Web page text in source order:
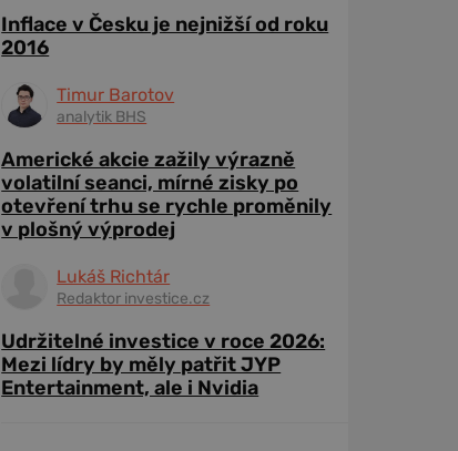
Inflace v Česku je nejnižší od roku
2016
Timur Barotov
analytik BHS
Americké akcie zažily výrazně
volatilní seanci, mírné zisky po
otevření trhu se rychle proměnily
v plošný výprodej
Lukáš Richtár
Redaktor investice.cz
Udržitelné investice v roce 2026:
Mezi lídry by měly patřit JYP
Entertainment, ale i Nvidia